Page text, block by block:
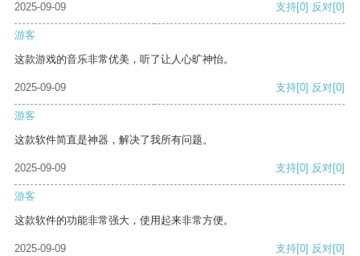
2025-09-09
支持[0] 反对[0]
游客
这款游戏的音乐非常优美，听了让人心旷神怡。
2025-09-09 支持[0] 反对[0]
游客
这款软件简直是神器，解决了我所有问题。
2025-09-09 支持[0] 反对[0]
游客
这款软件的功能非常强大，使用起来非常方便。
2025-09-09 支持[0] 反对[0]